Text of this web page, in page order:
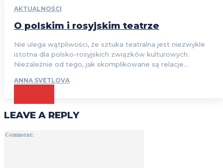
AKTUALNOŚCI
O polskim i rosyjskim teatrze
Nie ulega wątpliwości, że sztuka teatralna jest niezwykle
istotna dla polsko-rosyjskich związków kulturowych.
Niezależnie od tego, jak skomplikowane są relacje...
ANNA SVETLOVA
LEAVE A REPLY